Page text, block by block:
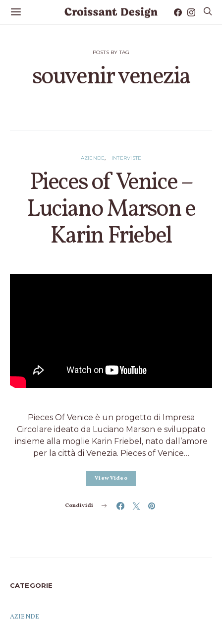
POSTS BY TAG
souvenir venezia
AZIENDE INTERVISTE
Pieces of Venice –
Luciano Marson e
Karin Friebel
Pieces Of Venice è un progetto di Impresa
Circolare ideato da Luciano Marson e sviluppato
insieme alla moglie Karin Friebel, nato dall’amore
per la città di Venezia. Pieces of Venice…
View Video
Condividi
CATEGORIE
AZIENDE